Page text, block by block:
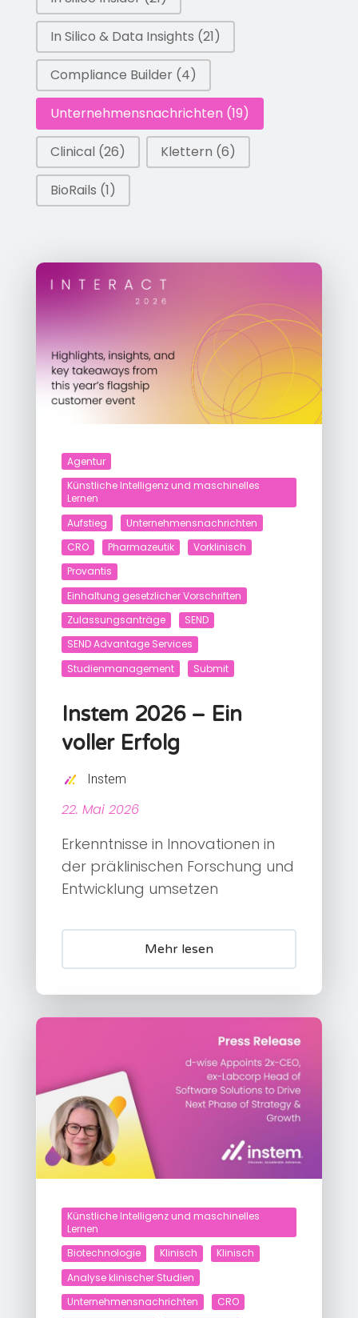
In Silico & Data Insights (21)
Compliance Builder (4)
Unternehmensnachrichten (19)
Clinical (26) Klettern (6)
BioRails (1)
Agentur
Künstliche Intelligenz und maschinelles
Lernen
Aufstieg
Unternehmensnachrichten
CRO
Pharmazeutik
Vorklinisch
Provantis
Einhaltung gesetzlicher Vorschriften
Zulassungsanträge
SEND
SEND Advantage Services
Studienmanagement
Submit
Instem 2026 – Ein
voller Erfolg
Instem
22. Mai 2026
Erkenntnisse in Innovationen in
der präklinischen Forschung und
Entwicklung umsetzen
Mehr lesen
Künstliche Intelligenz und maschinelles
Lernen
Biotechnologie
Klinisch
Klinisch
Analyse klinischer Studien
Unternehmensnachrichten
CRO